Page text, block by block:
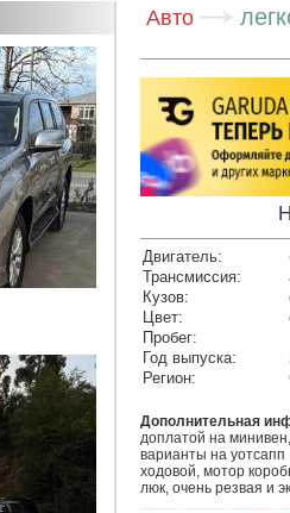
Авто
Двигатель:
Трансмиссия:
Кузов:
Цвет:
Пробег:
Год выпуска:
Регион:
Дополнительная
доплатой на
варианты на уотсапп
ходовой, мотор
люк, очень резвая и